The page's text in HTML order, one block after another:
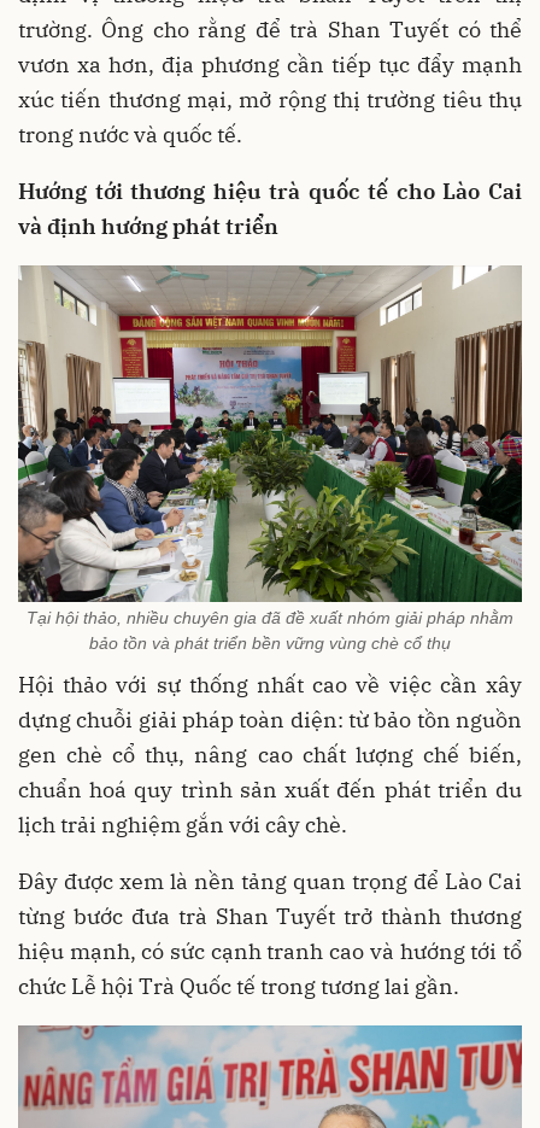
trường. Ông cho rằng để trà Shan Tuyết có thể
vươn xa hơn, địa phương cần tiếp tục đẩy mạnh
xúc tiến thương mại, mở rộng thị trường tiêu thụ
trong nước và quốc tế.
Hướng tới thương hiệu trà quốc tế cho Lào Cai
và định hướng phát triển
Tại hội thảo, nhiều chuyên gia đã đề xuất nhóm giải pháp nhằm
bảo tồn và phát triển bền vững vùng chè cổ thụ
Hội thảo với sự thống nhất cao về việc cần xây
dựng chuỗi giải pháp toàn diện: từ bảo tồn nguồn
gen chè cổ thụ, nâng cao chất lượng chế biến,
chuẩn hoá quy trình sản xuất đến phát triển du
lịch trải nghiệm gắn với cây chè.
Đây được xem là nền tảng quan trọng để Lào Cai
từng bước đưa trà Shan Tuyết trở thành thương
hiệu mạnh, có sức cạnh tranh cao và hướng tới tổ
chức Lễ hội Trà Quốc tế trong tương lai gần.